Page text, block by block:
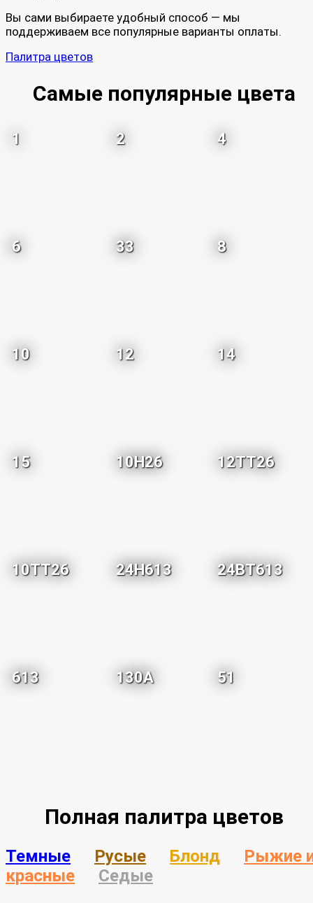
Вы сами выбираете удобный способ — мы
поддерживаем все популярные варианты оплаты.
Палитра цветов
Самые популярные цвета
1 2 4
6 33 8
10 12 14
15 10H26 12TT26
10TT26 24H613 24BT613
613 130A 51
Полная палитра цветов
Темные Русые Блонд
Рыжие
красные
Седые